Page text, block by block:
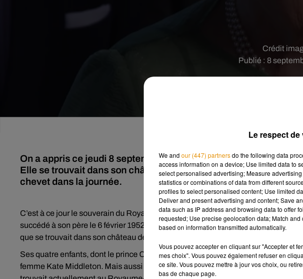
Publié : 8
Crédit
On a appris ce jeudi 8 septembre la mort de la reine du
Elle se trouvait dans son château de Balmoral en Ecosse. Ses
chevet dans la journée.
C’est à ce jour le souverain du Royaume-Uni qui a régné le plus longtemps. Née
succédé à son père le 6 février 1952, à l’âge de 25 ans. Elizabeth II est décédée
que se trouvait dans son château de Balmoral en Ecosse.
Ses quatre enfants, dont le prince Charles, se sont rendus à son chevet dans la
femme Kate Middleton. Mais aussi le prince Harry et le sa femme Meghan
Le respect
We and our (447) partnersdo the following data
access information on a device; Use limited data to
select personalised advertising; Measure
statistics or combinations of data from different
profiles to select personalised content; Use limited
Deliver and present advertising and content; Save
data such as IP address and browsing data to offer
requested; Use precise geolocation data; Match
based on information transmitted automatically.
Vous pouvez accepter en cliquant sur "Accepter et
mes choix". Vous pouvez également refuser en
ce site. Vous pouvez mettre à jour vos choix, ou
bas de chaque page.